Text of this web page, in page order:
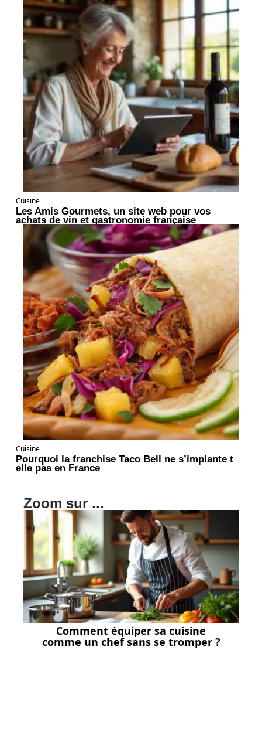
Cuisine
Les Amis Gourmets, un site web pour vos
achats de vin et gastronomie française
Cuisine
Pourquoi la franchise Taco Bell ne s’implante t
elle pas en France
Zoom sur ...
Comment équiper sa cuisine
comme un chef sans se tromper ?